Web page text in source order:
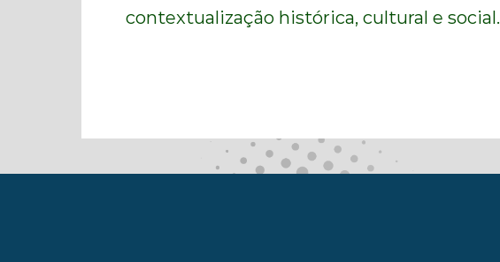
contextualização histórica, cultural e social.